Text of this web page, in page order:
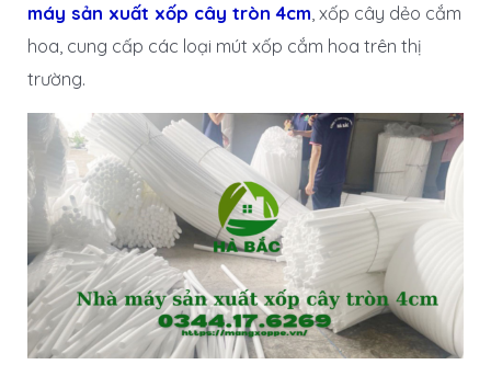
máy sản xuất xốp cây tròn 4cm , xốp cây dẻo cắm
hoa, cung cấp các loại mút xốp cắm hoa trên thị
trường.